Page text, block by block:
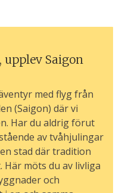
upplev Saigon
med flyg från
(Saigon) där vi
Har du aldrig förut
av tvåhjulingar
stad där tradition
möts du av livliga
och